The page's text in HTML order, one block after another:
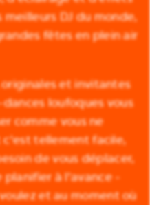
DJ du monde,
fêtes en plein air
et invitantes
loufoques vous
comme vous ne
c'est tellement facile,
de vous déplacer,
planifier à l'avance -
et au moment où